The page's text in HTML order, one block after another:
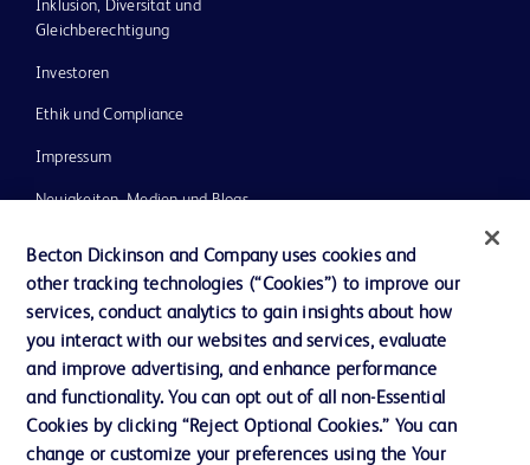
Inklusion, Diversität und
Gleichberechtigung
Investoren
Ethik und Compliance
Impressum
Neuigkeiten, Medien und Blogs
Unser Unternehmen
AGB
Kontaktieren Sie uns
Becton Dickinson and Company uses cookies and
other tracking technologies (“Cookies”) to improve our
services, conduct analytics to gain insights about how
you interact with our websites and services, evaluate
and improve advertising, and enhance performance
and functionality. You can opt out of all non-Essential
Cookies by clicking “Reject Optional Cookies.” You can
change or customize your preferences using the Your